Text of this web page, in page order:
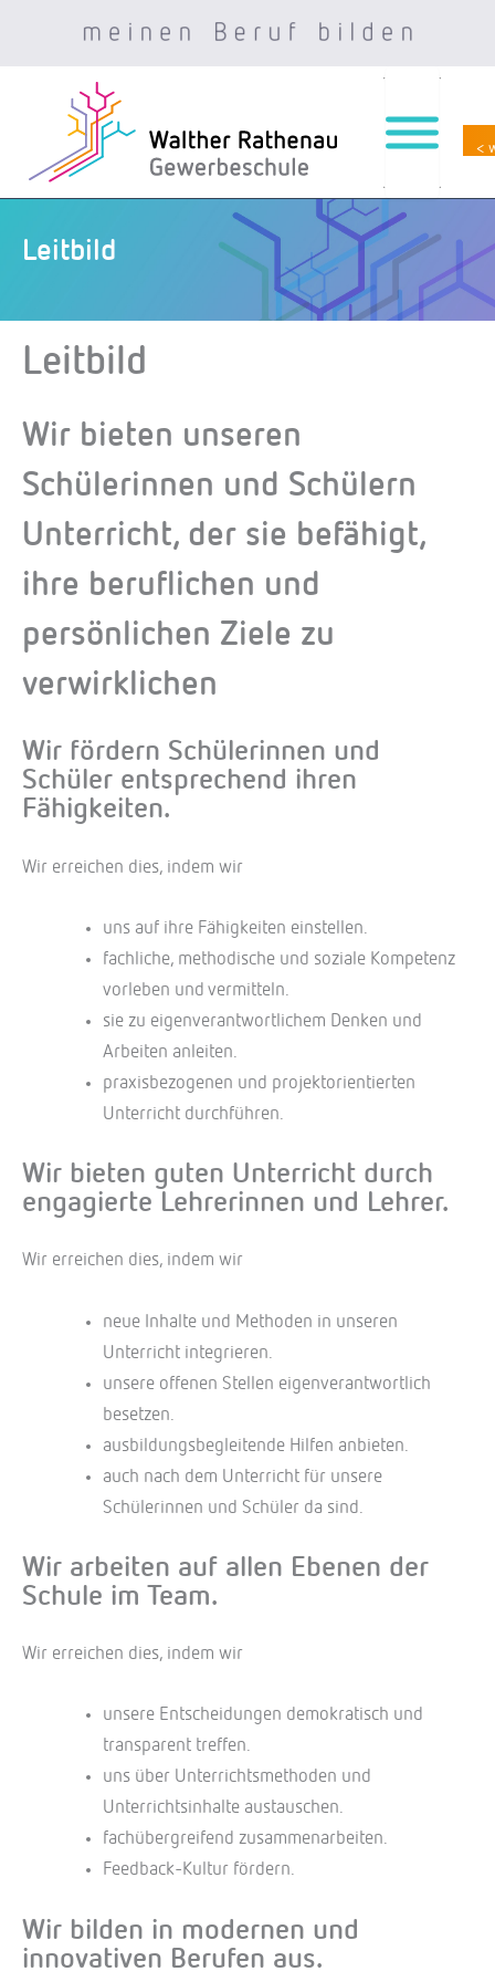
Zum
springen
<
Leitbild
Leitbild
Wir bieten unseren
Schülerinnen und Schülern
Unterricht, der sie befähigt,
ihre beruflichen und
persönlichen Ziele zu
verwirklichen
Wir fördern Schülerinnen und
Schüler entsprechend ihren
Fähigkeiten.
Wir erreichen dies, indem wir
uns auf ihre Fähigkeiten einstellen.
fachliche, methodische und soziale Kompetenz
vorleben und vermitteln.
sie zu eigenverantwortlichem Denken und
Arbeiten anleiten.
praxisbezogenen und projektorientierten
Unterricht durchführen.
Wir bieten guten Unterricht durch
engagierte Lehrerinnen und Lehrer.
Wir erreichen dies, indem wir
neue Inhalte und Methoden in unseren
Unterricht integrieren.
unsere offenen Stellen eigenverantwortlich
besetzen.
ausbildungsbegleitende Hilfen anbieten.
auch nach dem Unterricht für unsere
Schülerinnen und Schüler da sind.
Wir arbeiten auf allen Ebenen der
Schule im Team.
Wir erreichen dies, indem wir
unsere Entscheidungen demokratisch und
transparent treffen.
uns über Unterrichtsmethoden und
Unterrichtsinhalte austauschen.
fachübergreifend zusammenarbeiten.
Feedback-Kultur fördern.
Wir bilden in modernen und
innovativen Berufen aus.